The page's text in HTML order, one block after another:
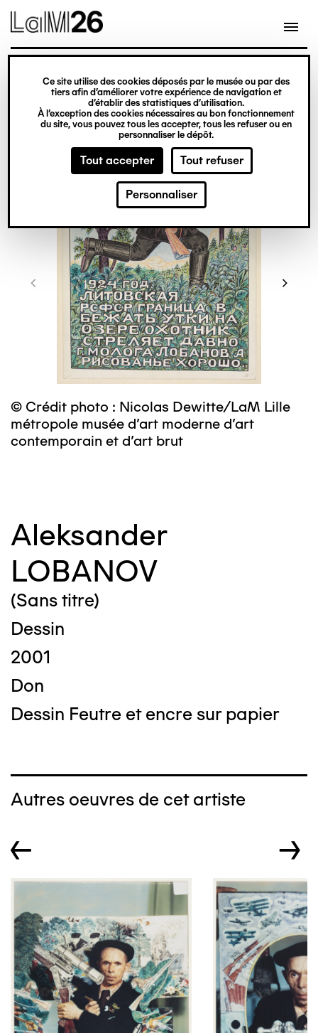
Gestion des cookies
Ce site utilise des cookies déposés par le musée ou par des
tiers afin d’améliorer votre expérience de navigation et
d’établir des statistiques d’utilisation.
À l’exception des cookies nécessaires au bon fonctionnement
du site, vous pouvez tous les accepter, tous les refuser ou en
personnaliser le dépôt.
Tout accepter Tout refuser
Personnaliser
contenu
© Crédit photo : Nicolas Dewitte/LaM Lille
métropole musée d’art moderne d’art
contemporain et d’art brut
Aleksander
LOBANOV
(Sans titre)
Dessin
2001
Don
Dessin Feutre et encre sur papier
Autres oeuvres de cet artiste
← →